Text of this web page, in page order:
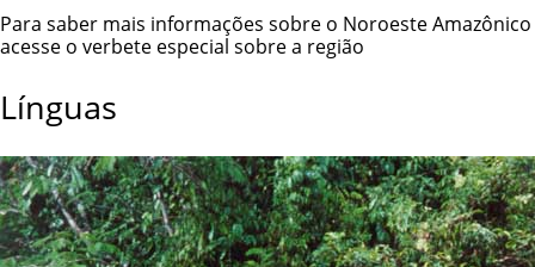
Para saber mais informações sobre o Noroeste Amazônico
acesse o verbete especial sobre a região
Línguas